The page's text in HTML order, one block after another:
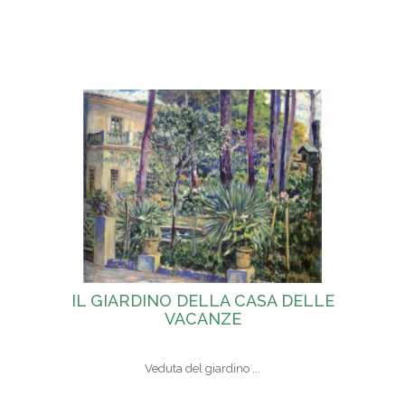
IL GIARDINO DELLA CASA DELLE
VACANZE
Veduta del giardino ...